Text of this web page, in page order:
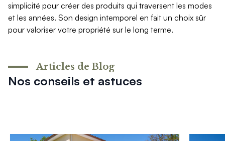
simplicité pour créer des produits qui traversent les modes
et les années. Son design intemporel en fait un choix sûr
pour valoriser votre propriété sur le long terme.
Nos conseils et astuces
Articles de Blog